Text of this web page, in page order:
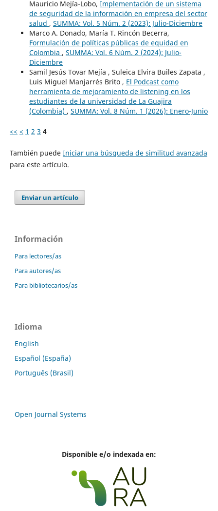
Mauricio Mejía-Lobo, Implementación de un sistema
de seguridad de la información en empresa del sector
salud , SUMMA: Vol. 5 Núm. 2 (2023): Julio-Diciembre
Marco A. Donado, María T. Rincón Becerra,
Formulación de políticas públicas de equidad en
Colombia , SUMMA: Vol. 6 Núm. 2 (2024): Julio-
Diciembre
Samil Jesús Tovar Mejía , Suleica Elvira Builes Zapata ,
Luis Miguel Manjarrés Brito , El Podcast como
herramienta de mejoramiento de listening en los
estudiantes de la universidad de La Guajira
(Colombia) , SUMMA: Vol. 8 Núm. 1 (2026): Enero-Junio
<< < 1 2 3 4
También puede Iniciar una búsqueda de similitud avanzada
para este artículo.
Enviar un artículo
Información
Para lectores/as
Para autores/as
Para bibliotecarios/as
Idioma
English
Español (España)
Português (Brasil)
Open Journal Systems
Disponible e/o indexada en: